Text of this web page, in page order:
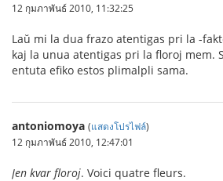
12 กุมภาพันธ์ 2010, 11:32:25
Laŭ mi la dua frazo atentigas pri la -
kaj la unua atentigas pri la floroj mem.
entuta efiko estos plimalpli sama.
antoniomoya (แสดงโปรไฟล์)
12 กุมภาพันธ์ 2010, 12:47:01
Jen kvar floroj. Voici quatre fleurs.